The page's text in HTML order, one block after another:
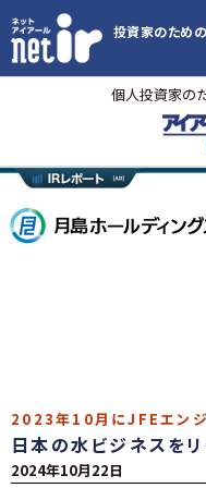
投資家のため
個人投資家の
2023年10月にJFEエンジ
日本の水ビジネスを
2024年10月22日